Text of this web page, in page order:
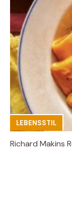
LEBENSSTIL
Richard Makins